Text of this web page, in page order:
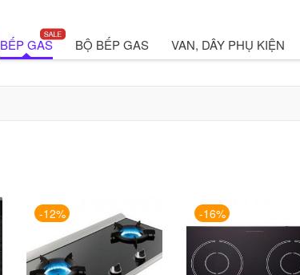
BẾP GAS BỘ BẾP GAS VAN, DÂY PHỤ KIỆN
-12% -16%